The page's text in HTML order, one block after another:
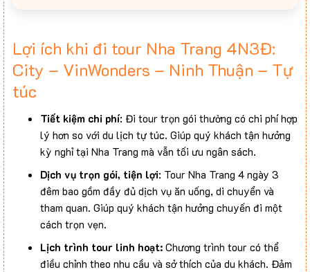
Lợi ích khi đi tour Nha Trang 4N3Đ:
City – VinWonders – Ninh Thuận – Tự
túc
Tiết kiệm chi phí: Đi tour trọn gói thường có chi phí hợp
lý hơn so với du lịch tự túc. Giúp quý khách tận hưởng
kỳ nghỉ tại Nha Trang mà vẫn tối ưu ngân sách.
Dịch vụ trọn gói, tiện lợi: Tour Nha Trang 4 ngày 3
đêm bao gồm đầy đủ dịch vụ ăn uống, di chuyển và
tham quan. Giúp quý khách tận hưởng chuyến đi một
cách trọn vẹn.
Lịch trình tour linh hoạt:Chương trình tour có thể
điều chỉnh theo nhu cầu và sở thích của du khách. Đảm